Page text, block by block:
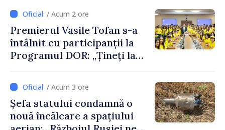
Moldova
/ Acum 2 ore
Premierul Vasile Tofan s-a
întâlnit cu participanții la
Programul DOR: „Țineți la
feriți de încercări și greșeli –
doar astfel puteți reuși”
/ Acum 3 ore
Șefa statului condamnă o
nouă încălcare a spațiului